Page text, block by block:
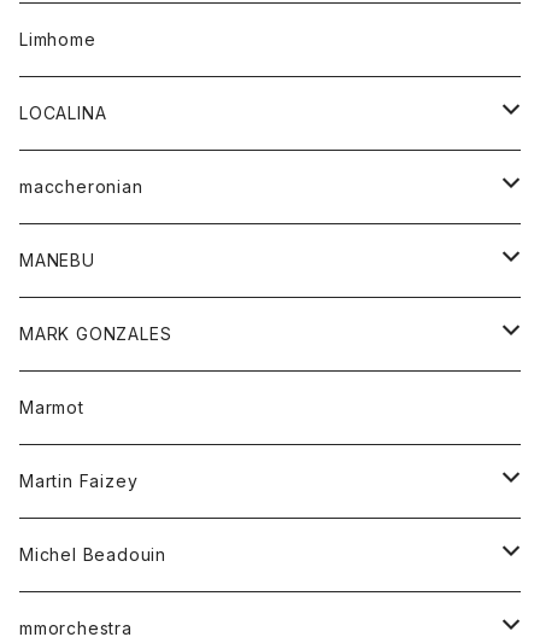
バンダナ
タンクトップ
Tシャツ
ベスト
ポロシャツ
ロングスリーブTシャツ
セーター
チュニック
シャツ
ワンピース
Tシャツ
スカート
パンツ
レディース
アウター
カットソー
トップス
シャツ
カーディガン
Limhome
LOCALINA
ロングスリーブテーシャツ
maccheronian
靴
MANEBU
靴
MARK GONZALES
トップス
Tシャツ
Marmot
Martin Faizey
ベルト
Michel Beadouin
トップス
mmorchestra